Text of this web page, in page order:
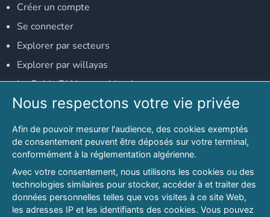
Créer un compte
Se connecter
Explorer par secteurs
Explorer par willayas
Le Guide D'Alger, guide-alger.com
NOS RÉSEAUX SOCIAUX
Notre page Facebook
Notre page LinkedIn
Notre page Instagram
Notre page Twitter
Nous respectons votre vie privée
Afin de pouvoir mesurer l'audience, des cookies exemptés
de consentement peuvent être déposés sur votre terminal,
conformément à la réglementation algérienne.
Avec votre consentement, nous utilisons les cookies ou des
technologies similaires pour stocker, accéder à et traiter des
données personnelles telles que vos visites à ce site Web,
les adresses IP et les identifiants des cookies. Vous pouvez